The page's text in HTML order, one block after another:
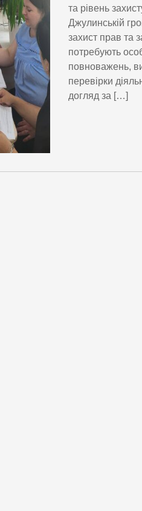
та рівень
Джулинській
захист прав та
потребують
повноважень,
перевірки
догляд за […]